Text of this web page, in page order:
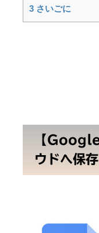
3 さいごに
【Google
ウドへ保